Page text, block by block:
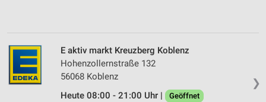
❯
E aktiv markt Kreuzberg Koblenz
Hohenzollernstraße 132
56068 Koblenz
Heute 08:00 - 21:00 Uhr |
Geöffnet